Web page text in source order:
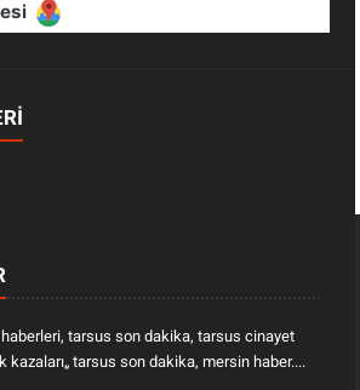
tarsus son dakika, tarsus cinayet
kazaları„ tarsus son dakika, mersin haber....